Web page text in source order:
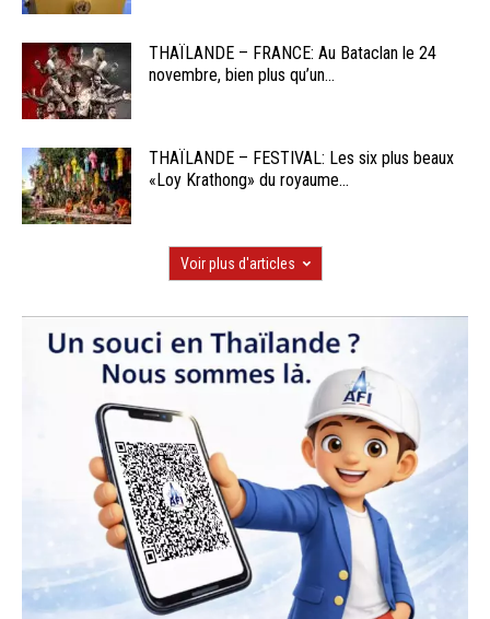
THAÏLANDE – FRANCE: Au Bataclan le 24
novembre, bien plus qu’un...
THAÏLANDE – FESTIVAL: Les six plus beaux
«Loy Krathong» du royaume...
Voir plus d'articles